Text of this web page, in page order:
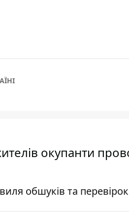
окупанти
обшуків та перевірок